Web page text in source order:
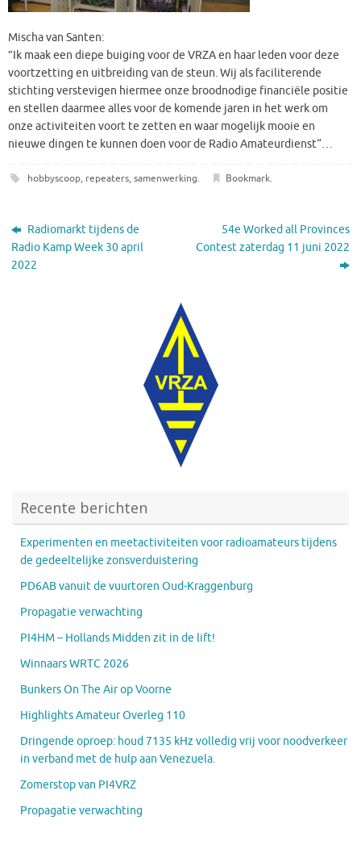
Mischa van Santen:
”Ik maak een diepe buiging voor de VRZA en haar leden voor deze
voortzetting en uitbreiding van de steun. Wij als faciliterende
stichting verstevigen hiermee onze broodnodige financiële positie
en stellen daarmee alles voor de komende jaren in het werk om
onze activiteiten voort te zetten en waar mogelijk mooie en
nieuwe dingen te kunnen doen voor de Radio Amateurdienst“…
hobbyscoop, repeaters, samenwerking. Bookmark.
Radiomarkt tijdens de
Radio Kamp Week 30 april
2022
54e Worked all Provinces
Contest zaterdag 11 juni 2022
Recente berichten
Experimenten en meetactiviteiten voor radioamateurs tijdens
de gedeeltelijke zonsverduistering
PD6AB vanuit de vuurtoren Oud-Kraggenburg
Propagatie verwachting
PI4HM – Hollands Midden zit in de lift!
Winnaars WRTC 2026
Bunkers On The Air op Voorne
Highlights Amateur Overleg 110
Dringende oproep: houd 7135 kHz volledig vrij voor noodverkeer
in verband met de hulp aan Venezuela.
Zomerstop van PI4VRZ
Propagatie verwachting